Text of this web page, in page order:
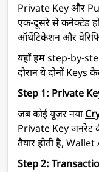
Private Key और
एक-दूसरे से कनेक्टेड
ऑथेंटिकेशन और
यहाँ हम step-by-
दौरान ये दोनों Keys
Step 1: Private
जब कोई यूजर नया
Private Key जनरेट
तैयार होती है,
Step 2: